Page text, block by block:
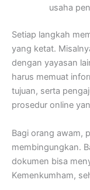
usaha
Setiap langkah
yang ketat.
dengan yayasan
harus memuat
tujuan, serta
prosedur online
Bagi orang awam,
membingungkan.
dokumen bisa
Kemenkumham,